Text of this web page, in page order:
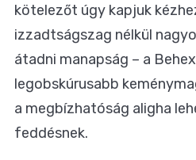
kötelezőt úgy kapjuk
izzadtságszag nélkül
átadni manapság – a
legobskúrusabb
a megbízhatóság aligha
feddésnek.